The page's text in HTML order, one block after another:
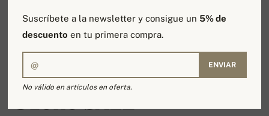
-13%
Ozone SALE
Suscríbete a la newsletter y consigue un5% de
descuento en tu primera compra.
ENVIAR
No válido en artículos en oferta.